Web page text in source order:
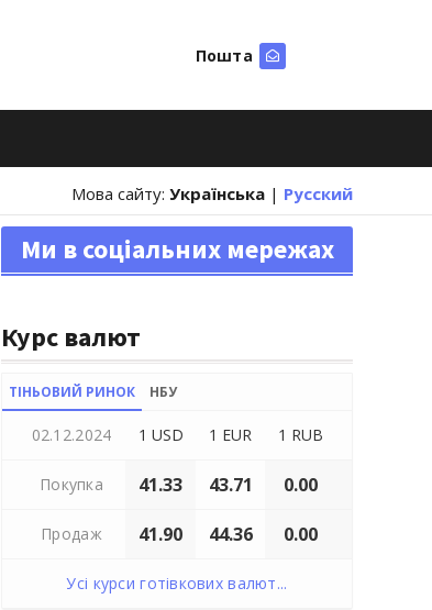
Пошта
Мова сайту: Українська | Русский
Ми в соціальних мережах
Курс валют
ТІНЬОВИЙ РИНОК НБУ
02.12.2024 1 USD 1 EUR 1 RUB
Покупка 41.33 43.71 0.00
Продаж 41.90 44.36 0.00
Усі курси готівкових валют...